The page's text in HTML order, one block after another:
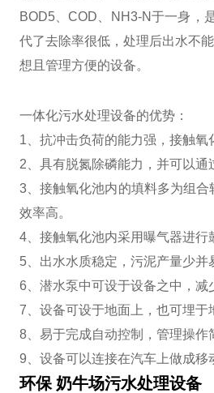
BOD5、COD、NH3-N于一身，
代了去除率很低，处理后出水不
想且管理方便的设备。
一体化污水处理设备的优势：
1、抗冲击负荷的能力强，接触氧
2、具有脱氮除磷能力，并可以通
3、接触氧化池内的填料多为组
效率高。
4、接触氧化池内采用曝气器进行
5、出水水质稳定，污泥产量少并
6、潜水泵中可设于设备之中，减
7、设备可设于地面上，也可埋于
8、易于完成自动控制，管理操作
9、设备可以连接在汽车上做成移
环保 奶牛场污水处理设备